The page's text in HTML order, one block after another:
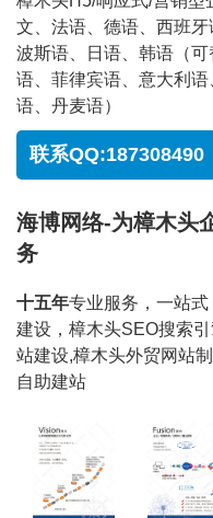
文、法语、德语、西班牙
波斯语、日语、韩语（
语、菲律宾语、意大利
语、丹麦语）
联系QQ:187308490
海博网络-为樟木头
务
十五年专业服务，一站
建设，樟木头SEO搜索
站建设,樟木头外贸网站
自助建站